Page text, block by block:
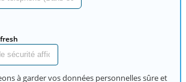
à garder vos données personnelles sûre et